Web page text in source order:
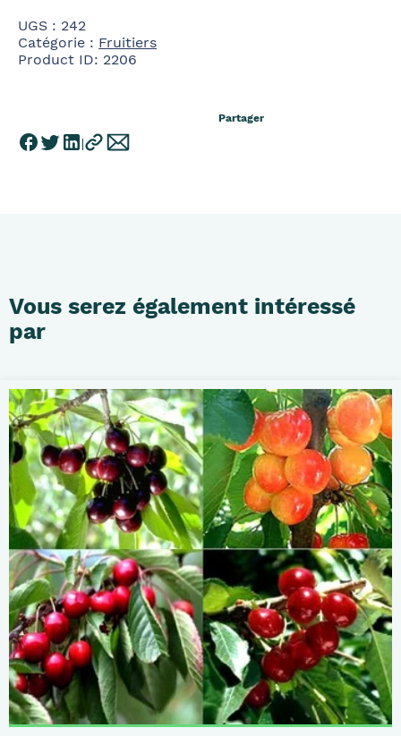
UGS : 242
Catégorie : Fruitiers
Product ID: 2206
Partager
Vous serez également intéressé
par